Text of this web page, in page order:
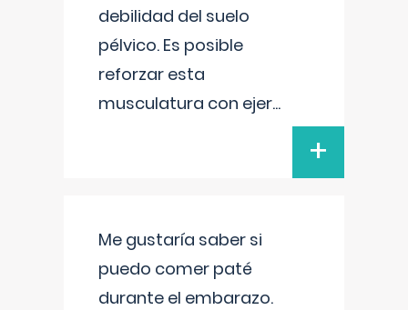
debilidad del suelo
pélvico. Es posible
reforzar esta
musculatura con ejer...
+
Me gustaría saber si
puedo comer paté
durante el embarazo.